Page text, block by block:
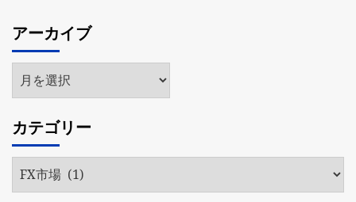
アーカイブ
ア
ー
イ
ブ
カテゴリー
カ